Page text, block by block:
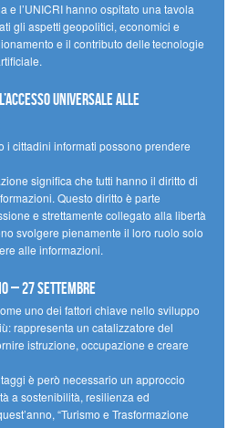
e l’UNICRI hanno ospitato una tavola
gli aspetti geopolitici, economici e
e il contributo delle tecnologie
universale alle
i cittadini informati possono prendere
significa che tutti hanno il diritto di
Questo diritto è parte
e strettamente collegato alla libertà
svolgere pienamente il loro ruolo solo
alle informazioni.
– 27 settembre
uno dei fattori chiave nello sviluppo
rappresenta un catalizzatore del
istruzione, occupazione e creare
è però necessario un approccio
a sostenibilità, resilienza ed
“Turismo e Trasformazione